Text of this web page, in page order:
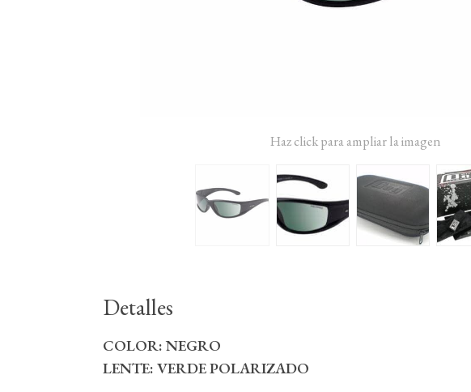
Haz click para ampliar la imagen
Detalles
COLOR: NEGRO
LENTE: VERDE POLARIZADO